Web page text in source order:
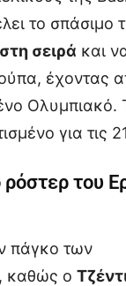
το σπάσιμο
σειρά και
έχοντας
Ολυμπιακό.
για τις
του
πάγκο των
καθώς ο